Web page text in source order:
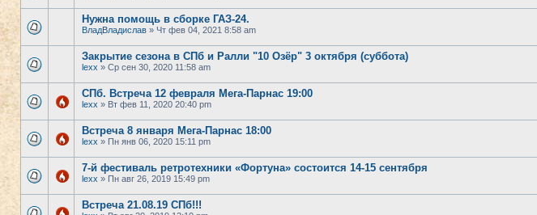
Нужна помощь в сборке ГАЗ-24.
ВладВладислав » Чт фев 04, 2021 8:58 am
Закрытие сезона в СПб и Ралли "10 Озёр" 3 октября (суббота)
lexx » Ср сен 30, 2020 11:58 am
СПб. Встреча 12 февраля Мега-Парнас 19:00
lexx » Вт фев 11, 2020 20:40 pm
Встреча 8 января Мега-Парнас 18:00
lexx » Пн янв 06, 2020 15:11 pm
7-й фестиваль ретротехники «Фортуна» состоится 14-15 сентября
lexx » Пн авг 26, 2019 15:49 pm
Встреча 21.08.19 СПб!!!